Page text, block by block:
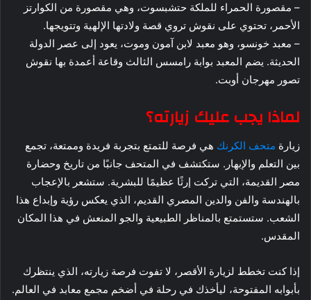
– مقصورة الحمراء للملكة حتشبسوت، وهي مقصورة من الكوارتز
الأحمر، تحتوي على نقوش تروي قصة ولادتها الإلهية وتتويجها.
– معبد خونسو، وهو معبد لابن آمون وموت، يعود إلى عصر الدولة
الحديثة. يضم المعبد بوابة رامسس الثالث وقاعة أعمدة بها نقوش
تصور مهرجان أوبت.
لماذا يجب عليك زيارته؟
زيارة متحف الكرنك هي فرصة للتمتع بتجربة فريدة وممتعة، تجمع
بين التعلم والإبهار. ستكتشف في المتحف جانبًا من تاريخ وحضارة
مصر القديمة، التي تركت إرثًا عظيمًا للبشرية. ستشعر بالإعجاب
بالهندسة والفن والدين المصري القديم، الذي يعكس رؤية وإبداع هذا
الشعب. ستستمتع بالمناظر الطبيعية والجو المنعش في هذا المكان
المقدس.
إذا كنت تخطط لزيارة الأقصر، لا تفوت فرصة زيارته، الذي ينتظرك
بأبوابه المفتوحة، ليأخذك في رحلة في أضخم مجمع معابد في العالم.